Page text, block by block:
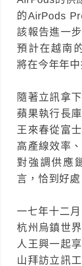
的AirPods
該報告進一
預計在越南
將在今年年中
隨著立訊拿
蘋果執行長
王來春從富
高產線效率
對強調供應
言，恰到好處
一七年十二
杭州烏鎮世
人王興一起
山拜訪立訊